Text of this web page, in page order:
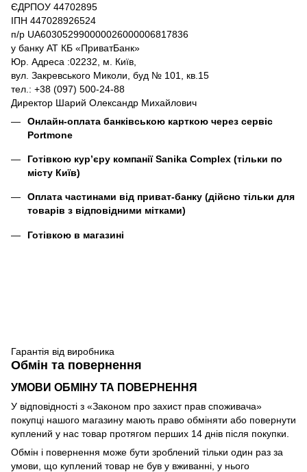
ЄДРПОУ 44702895
ІПН 447028926524
п/р UA603052990000026000006817836
у банку АТ КБ «ПриватБанк»
Юр. Адреса :02232, м. Київ,
вул. Закревського Миколи, буд № 101, кв.15
тел.: +38 (097) 500-24-88
Директор Шарий Олександр Михайлович
Онлайн-оплата банківською карткою через сервіс
Portmone
Готівкою кур’єру компаніїSanika Complex (тільки по
місту Київ)
Оплата частинами від приват-банку (дійсно тільки для
товарів з відповідними мітками)
Готівкою в магазині
Гарантія від виробника
Обмін та повернення
УМОВИ ОБМІНУ ТА ПОВЕРНЕННЯ
У відповідності з «Законом про захист прав споживача»
покупці нашого магазину мають право обміняти або повернути
куплений у нас товар протягом перших 14 днів після покупки.
Обмін і повернення може бути зроблений тільки один раз за
умови, що куплений товар не був у вживанні, у нього